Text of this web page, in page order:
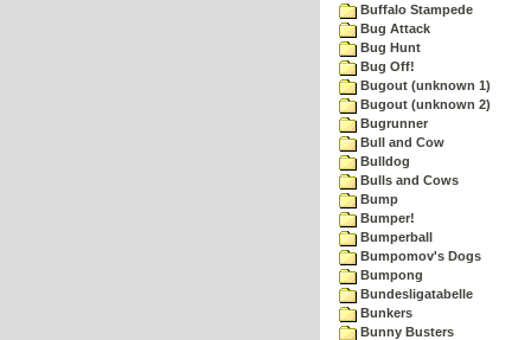
Buffalo Stampede
Bug Attack
Bug Hunt
Bug Off!
Bugout (unknown 1)
Bugout (unknown 2)
Bugrunner
Bull and Cow
Bulldog
Bulls and Cows
Bump
Bumper!
Bumperball
Bumpomov's Dogs
Bumpong
Bundesligatabelle
Bunkers
Bunny Busters